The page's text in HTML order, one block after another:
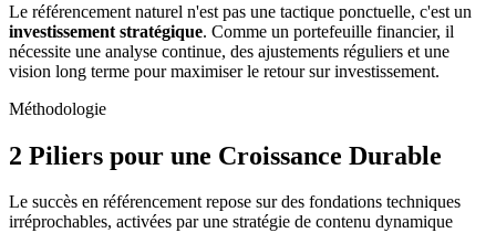
Le référencement naturel n'est pas une tactique ponctuelle, c'est un
investissement stratégique. Comme un portefeuille financier, il
nécessite une analyse continue, des ajustements réguliers et une
vision long terme pour maximiser le retour sur investissement.
Méthodologie
2 Piliers pour une Croissance Durable
Le succès en référencement repose sur des fondations techniques
irréprochables, activées par une stratégie de contenu dynamique